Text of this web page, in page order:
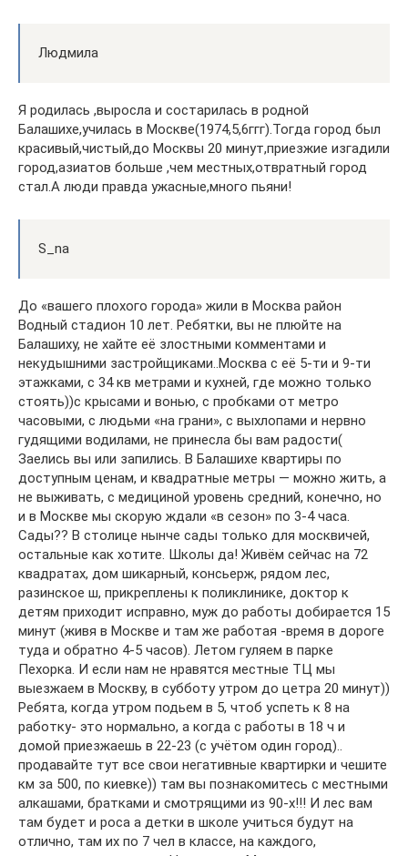
Людмила
Я родилась ,выросла и состарилась в родной
Балашихе,училась в Москве(1974,5,6ггг).Тогда город был
красивый,чистый,до Москвы 20 минут,приезжие изгадили
город,азиатов больше ,чем местных,отвратный город
стал.А люди правда ужасные,много пьяни!
S_na
До «вашего плохого города» жили в Москва район
Водный стадион 10 лет. Ребятки, вы не плюйте на
Балашиху, не хайте её злостными комментами и
некудышними застройщиками..Москва с её 5-ти и 9-ти
этажками, с 34 кв метрами и кухней, где можно только
стоять))с крысами и вонью, с пробками от метро
часовыми, с людьми «на грани», с выхлопами и нервно
гудящими водилами, не принесла бы вам радости(
Заелись вы или запились. В Балашихе квартиры по
доступным ценам, и квадратные метры — можно жить, а
не выживать, с медициной уровень средний, конечно, но
и в Москве мы скорую ждали «в сезон» по 3-4 часа.
Сады?? В столице нынче сады только для москвичей,
остальные как хотите. Школы да! Живём сейчас на 72
квадратах, дом шикарный, консьерж, рядом лес,
разинское ш, прикреплены к поликлинике, доктор к
детям приходит исправно, муж до работы добирается 15
минут (живя в Москве и там же работая -время в дороге
туда и обратно 4-5 часов). Летом гуляем в парке
Пехорка. И если нам не нравятся местные ТЦ мы
выезжаем в Москву, в субботу утром до цетра 20 минут))
Ребята, когда утром подьем в 5, чтоб успеть к 8 на
работку- это нормально, а когда с работы в 18 ч и
домой приезжаешь в 22-23 (с учётом один город)..
продавайте тут все свои негативные квартирки и чешите
км за 500, по киевке)) там вы познакомитесь с местными
алкашами, братками и смотрящими из 90-х!!! И лес вам
там будет и роса а детки в школе учиться будут на
отлично, там их по 7 чел в классе, на каждого,